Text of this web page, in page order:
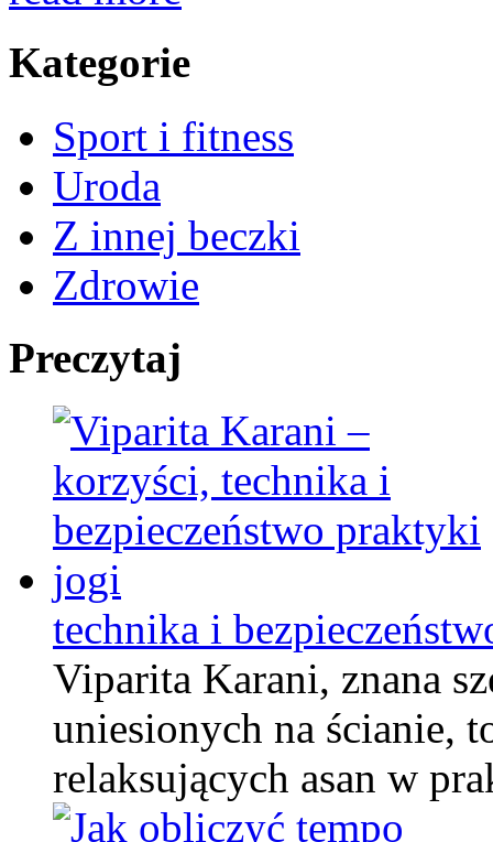
Kategorie
Sport i fitness
Uroda
Z innej beczki
Zdrowie
Preczytaj
technika i
Viparita Karani, znana
uniesionych na ścianie,
relaksujących asan w